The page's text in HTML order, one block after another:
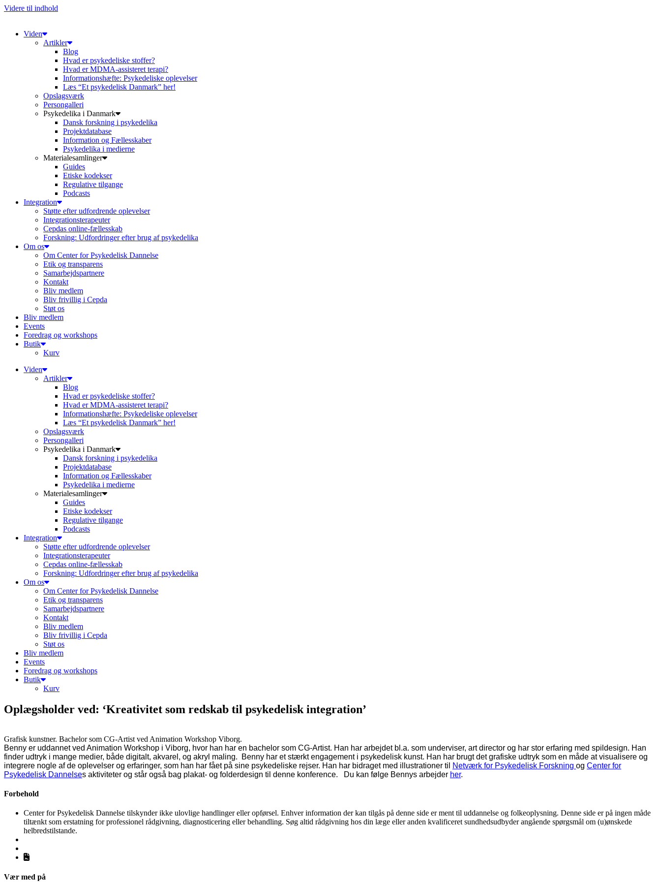
Videre til indhold
Viden
Artikler
Blog
Hvad er psykedeliske stoffer?
Hvad er MDMA-assisteret terapi?
Informationshæfte: Psykedeliske oplevelser
Læs “Et psykedelisk Danmark” her!
Opslagsværk
Persongalleri
Psykedelika i Danmark
Dansk forskning i psykedelika
Projektdatabase
Information og Fællesskaber
Psykedelika i medierne
Materialesamlinger
Guides
Etiske kodekser
Regulative tilgange
Podcasts
Integration
Støtte efter udfordrende oplevelser
Integrationsterapeuter
Cepdas online-fællesskab
Forskning: Udfordringer efter brug af psykedelika
Om os
Om Center for Psykedelisk Dannelse
Etik og transparens
Samarbejdspartnere
Kontakt
Bliv medlem
Bliv frivillig i Cepda
Støt os
Bliv medlem
Events
Foredrag og workshops
Butik
Kurv
Viden
Artikler
Blog
Hvad er psykedeliske stoffer?
Hvad er MDMA-assisteret terapi?
Informationshæfte: Psykedeliske oplevelser
Læs “Et psykedelisk Danmark” her!
Opslagsværk
Persongalleri
Psykedelika i Danmark
Dansk forskning i psykedelika
Projektdatabase
Information og Fællesskaber
Psykedelika i medierne
Materialesamlinger
Guides
Etiske kodekser
Regulative tilgange
Podcasts
Integration
Støtte efter udfordrende oplevelser
Integrationsterapeuter
Cepdas online-fællesskab
Forskning: Udfordringer efter brug af psykedelika
Om os
Om Center for Psykedelisk Dannelse
Etik og transparens
Samarbejdspartnere
Kontakt
Bliv medlem
Bliv frivillig i Cepda
Støt os
Bliv medlem
Events
Foredrag og workshops
Butik
Kurv
Oplægsholder ved: ‘Kreativitet som redskab til psykedelisk integration’
Grafisk kunstner. Bachelor som CG-Artist ved Animation Workshop Viborg.
Benny er uddannet ved Animation Workshop i Viborg, hvor han har en bachelor som CG-Artist. Han har arbejdet bl.a. som underviser, art director og har stor erfaring med spildesign. Han
finder udtryk i mange medier, både digitalt, akvarel, og akryl maling.
Benny har et stærkt engagement i psykedelisk kunst. Han har brugt det grafiske udtryk som en måde at visualisere og
integrere nogle af de oplevelser og erfaringer, som han har fået på sine psykedeliske rejser. Han har bidraget med illustrationer til Netværk for Psykedelisk Forskning og Center for
Psykedelisk Dannelses aktiviteter og står også bag plakat- og folderdesign til denne konference. Du kan følge Bennys arbejder her.
Forbehold
Center for Psykedelisk Dannelse tilskynder ikke ulovlige handlinger eller opførsel. Enhver information der kan tilgås på denne side er ment til uddannelse og folkeoplysning. Denne side er på ingen måde
tiltænkt som erstatning for professionel rådgivning, diagnosticering eller behandling. Søg altid rådgivning hos din læge eller anden kvalificeret sundhedsudbyder angående spørgsmål om (u)ønskede
helbredstilstande.
Vær med på